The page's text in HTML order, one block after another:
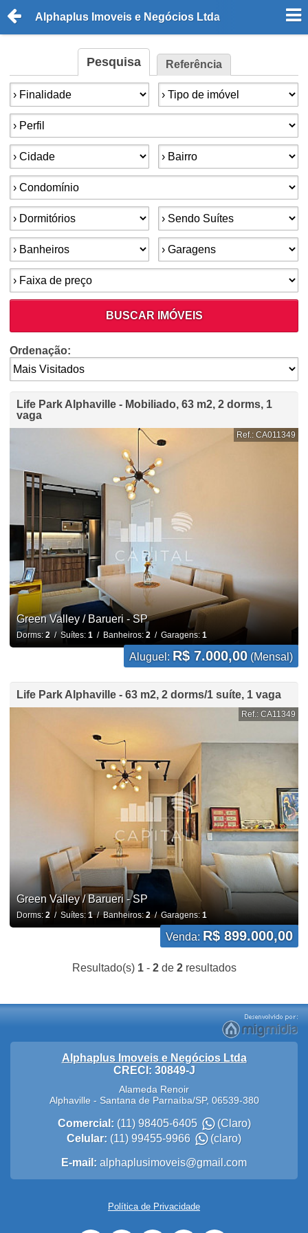
Alphaplus Imoveis e Negócios Ltda
Pesquisa Referência
Finalidade: Tipo de imóvel:
Perfil:
Cidade: Bairro:
Condomínios:
Dormitórios: Suítes:
Banheiros: Garagens:
Faixa de preço:
BUSCAR IMÓVEIS
Ordenação:
Life Park Alphaville - Mobiliado, 63 m2, 2 dorms, 1
vaga
Ref.: CA011349
Green Valley / Barueri - SP
Dorms: 2/ Suítes: 1/ Banheiros: 2/ Garagens: 1
Aluguel: R$ 7.000,00 (Mensal)
Life Park Alphaville - 63 m2, 2 dorms/1 suíte, 1 vaga
Ref.: CA11349
Green Valley / Barueri - SP
Dorms: 2/ Suítes:1/ Banheiros:2/ Garagens: 1
Venda: R$ 899.000,00
Resultado(s) 1- 2de 2resultados
Alphaplus Imoveis e Negócios Ltda
CRECI: 30849-J
Alameda Renoir
Alphaville- Santana de Parnaíba/SP, 06539-380
Comercial: (11) 98405-6405
(Claro)
Celular: (11) 99455-9966 (claro)
E-mail: alphaplusimoveis@gmail.com
Política de Privacidade